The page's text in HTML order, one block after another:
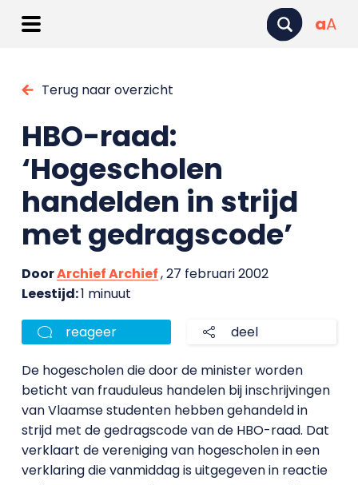
aA
Terug naar overzicht
HBO-raad:
‘Hogescholen
handelden in strijd
met gedragscode’
DoorArchief Archief, 27 februari 2002
Leestijd:1 minuut
reageer deel
De hogescholen die door de minister worden
beticht van frauduleus handelen bij inschrijvingen
van Vlaamse studenten hebben gehandeld in
strijd met de gedragscode van de HBO-raad. Dat
verklaart de vereniging van hogescholen in een
verklaring die vanmiddag is uitgegeven in reactie